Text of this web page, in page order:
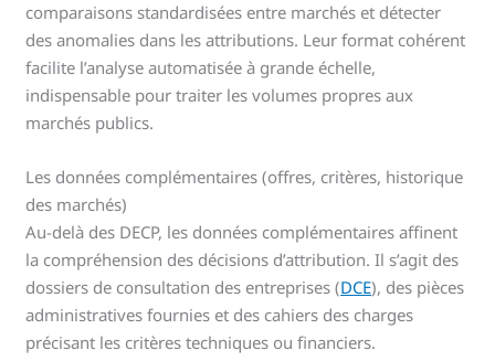
comparaisons standardisées entre marchés et détecter
des anomalies dans les attributions. Leur format cohérent
facilite l’analyse automatisée à grande échelle,
indispensable pour traiter les volumes propres aux
marchés publics.
Les données complémentaires (offres, critères, historique
des marchés)
Au-delà des DECP, les données complémentaires affinent
la compréhension des décisions d’attribution. Il s’agit des
dossiers de consultation des entreprises (DCE), des pièces
administratives fournies et des cahiers des charges
précisant les critères techniques ou financiers.